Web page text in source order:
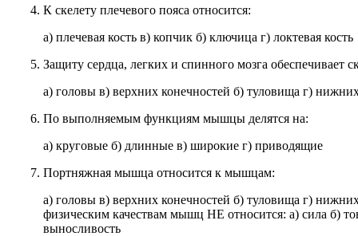
К скелету плечевого пояса относится:
а) плечевая кость в) копчик б) ключица г) локтевая кость
Защиту сердца, легких и спинного мозга обеспечивает
а) головы в) верхних конечностей б) туловища г)
По выполняемым функциям мышцы делятся на:
а) круговые б) длинные в) широкие г) приводящие
Портняжная мышца относится к мышцам:
а) головы в) верхних конечностей б) туловища г)
физическим качествам мышц НЕ относится: а) сила б)
выносливость